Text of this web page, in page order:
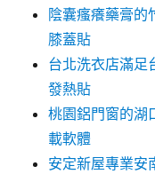
陰囊瘙癢藥膏的
膝蓋貼
台北洗衣店滿足
發熱貼
桃園鋁門窗的湖
載軟體
安定新屋專業